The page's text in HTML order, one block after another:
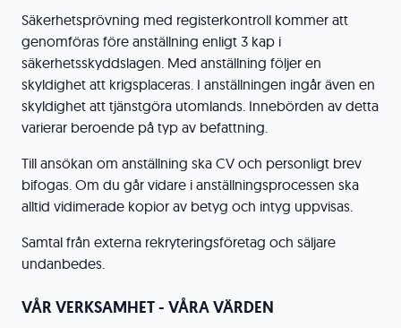
Säkerhetsprövning med registerkontroll kommer att
genomföras före anställning enligt 3 kap i
säkerhetsskyddslagen. Med anställning följer en
skyldighet att krigsplaceras. I anställningen ingår även en
skyldighet att tjänstgöra utomlands. Innebörden av detta
varierar beroende på typ av befattning.
Till ansökan om anställning ska CV och personligt brev
bifogas. Om du går vidare i anställningsprocessen ska
alltid vidimerade kopior av betyg och intyg uppvisas.
Samtal från externa rekryteringsföretag och säljare
undanbedes.
VÅR VERKSAMHET - VÅRA VÄRDEN